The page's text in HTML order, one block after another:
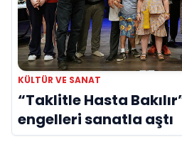
KÜLTÜR VE SANAT
“Taklitle Hasta
engelleri sanatla aştı